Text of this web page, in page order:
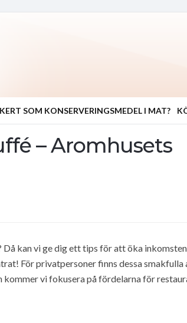
SOM KONSERVERINGSMEDEL I MAT?
– Aromhusets
Då kan vi ge dig ett tips för att öka
För privatpersoner finns dessa
kommer vi fokusera på fördelarna för